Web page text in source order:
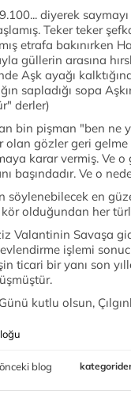
diyerek
Teker teker
etrafa bakınırken
güllerin arasına
Aşk ayağı
sapladığı sopa
derler)
bin pişman "ben
gözler geri gelme
karar vermiş. Ve
başındadır. Ve o
söylenebilecek en
olduğundan her
Valantinin Savaşa
işlemi
ticari bir yanı son
kutlu olsun,
blog